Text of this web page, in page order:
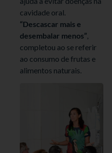
cavidade oral.
“Descascar mais e
desembalar menos”
completou ao se referir
ao consumo de frutas e
alimentos naturais.